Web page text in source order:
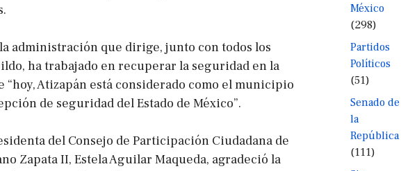
administración que dirige, junto con todos los
ha trabajado en recuperar la seguridad en la
“hoy, Atizapán está considerado como el municipio
de seguridad del Estado de México”.
del Consejo de Participación Ciudadana de
Zapata II, Estela Aguilar Maqueda, agradeció la
México
(298)
Partidos
Políticos
(51)
Senado de
la
República
(111)